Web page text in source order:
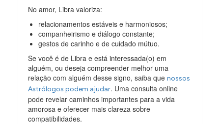
No amor, Libra valoriza:
relacionamentos estáveis e harmoniosos;
companheirismo e diálogo constante;
gestos de carinho e de cuidado mútuo.
Se você é de Libra e está interessada(o) em
alguém, ou deseja compreender melhor uma
relação com alguém desse signo, saiba quenossos
Astrólogos podem ajudar. Uma consulta online
pode revelar caminhos importantes para a vida
amorosa e oferecer mais clareza sobre
compatibilidades.